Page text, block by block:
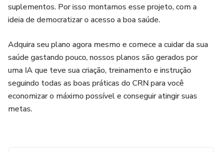
suplementos. Por isso montamos esse projeto, com a
ideia de democratizar o acesso a boa saúde.
Adquira seu plano agora mesmo e comece a cuidar da sua
saúde gastando pouco, nossos planos são gerados por
uma IA que teve sua criação, treinamento e instrução
seguindo todas as boas práticas do CRN para você
economizar o máximo possível e conseguir atingir suas
metas.